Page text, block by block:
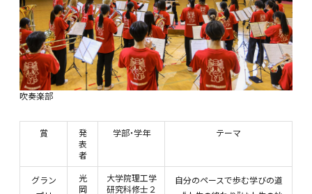
吹奏楽部
賞
発
表
者
学部・学年 テーマ
グラン
光
岡
大学院理工学
研究科修士２
自分のペースで歩む学びの道